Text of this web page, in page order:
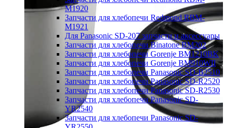
M1920
Запчасти для хлебопечи Redmond RBM-
M1921
Для Panasonic SD-207 запчасти и аксессуары
Запчасти для хлебопечи Binatone BM202
Запчасти для хлебопечи Gorenje BM1210BK
Запчасти для хлебопечи Gorenje BM910WII
Запчасти для хлебопечи Panasonic SD-B2510
Запчасти для хлебопечи Panasonic SD-R2520
Запчасти для хлебопечи Panasonic SD-R2530
Запчасти для хлебопечи Panasonic SD-
YR2540
Запчасти для хлебопечи Panasonic SD-